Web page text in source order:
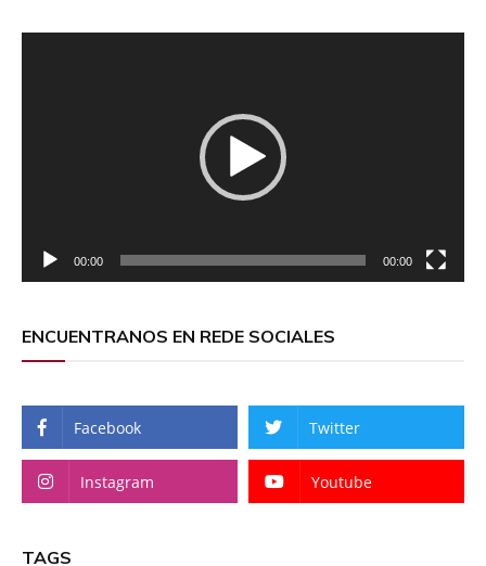
00:00 00:00
ENCUENTRANOS EN REDE SOCIALES
Facebook Twitter
Instagram Youtube
TAGS